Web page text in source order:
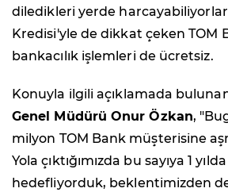
diledikleri yerde
Kredisi'yle de dikkat çeken TOM
bankacılık işlemleri de ücretsiz.
Konuyla ilgili açıklamada
Genel Müdürü Onur Özkan,
milyon TOM Bank müşterisine
Yola çıktığımızda bu sayıya 1
hedefliyorduk, beklentimizden